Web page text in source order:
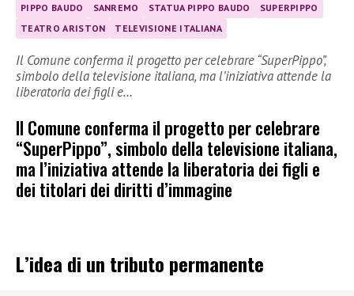
PIPPO BAUDO
SANREMO STATUA PIPPO BAUDO
SUPERPIPPO
TEATRO ARISTON
TELEVISIONE ITALIANA
Il Comune conferma il progetto per celebrare “SuperPippo”,
simbolo della televisione italiana, ma l’iniziativa attende la
liberatoria dei figli e…
Il Comune conferma il progetto per celebrare
“SuperPippo”, simbolo della televisione italiana,
ma l’iniziativa attende la liberatoria dei figli e
dei titolari dei diritti d’immagine
L’idea di un tributo permanente